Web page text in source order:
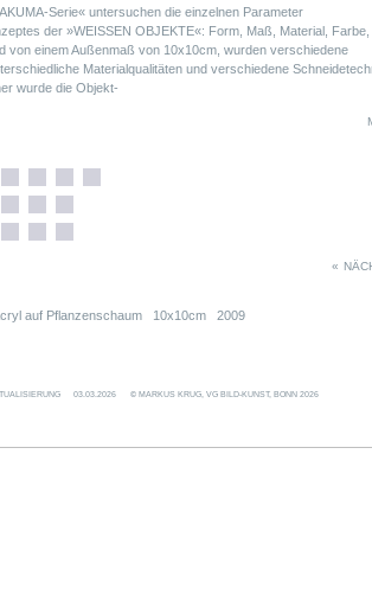
Serie« untersuchen die einzelnen Parameter
der »WEISSEN OBJEKTE«: Form, Maß, Material, Farbe,
von einem Außenmaß von 10x10cm, wurden verschiedene
Materialqualitäten und verschiedene
wurde die Objekt-
«
auf Pflanzenschaum 10x10cm 2009
03.03.2026 © MARKUS KRUG, VG BILD-KUNST, BONN 2026